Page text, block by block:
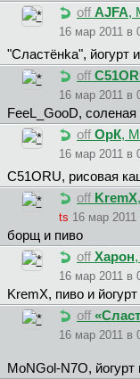
off AJFA,
16 мар 2011 в
"Cлacтёнka", йогурт
off
16 мар 2011 в
FeeL_GooD,
off ОрК, М
16 мар 2011 в
C51ORU, рисовая
off KremX
ts 16 мар 2011
борщ и пиво
off Харон
16 мар 2011 в
KremX, пиво и йогурт
off
16 мар 2011 в
MoNGol-N7O, йогурт